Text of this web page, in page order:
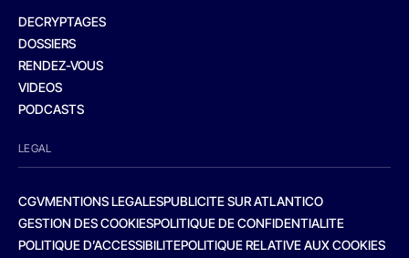
DECRYPTAGES
DOSSIERS
RENDEZ-VOUS
VIDEOS
PODCASTS
LEGAL
CGVMENTIONS LEGALESPUBLICITE SUR ATLANTICO
GESTION DES COOKIESPOLITIQUE DE CONFIDENTIALITE
POLITIQUE D’ACCESSIBILITEPOLITIQUE RELATIVE AUX COOKIES